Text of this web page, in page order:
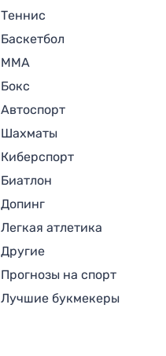
Теннис
Баскетбол
MMA
Бокс
Автоспорт
Шахматы
Киберспорт
Биатлон
Допинг
Легкая атлетика
Другие
Прогнозы на спорт
Лучшие букмекеры